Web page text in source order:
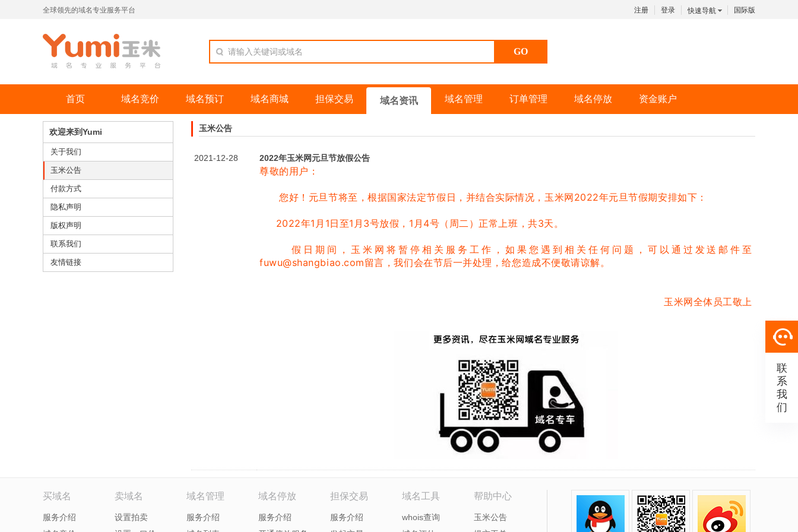
全球领先的域名专业服务平台 注册 登录 快速导航 国际版
请输入关键词或域名
首页 域名竞价 域名预订 域名商城 担保交易 域名资讯 域名管理 订单管理 域名停放 资金账户
欢迎来到Yumi
关于我们
玉米公告
付款方式
隐私声明
版权声明
联系我们
友情链接
玉米公告
2021-12-28 2022年玉米网元旦节放假公告
尊敬的用户：
您好！元旦节将至，根据国家法定节假日，并结合实际情况，玉米网2022年元旦节假期安排如下：
2022年1月1日至1月3号放假，1月4号（周二）正常上班，共3天。
假日期间，玉米网将暂停相关服务工作，如果您遇到相关任何问题，可以通过发送邮件至
fuwu@shangbiao.com留言，我们会在节后一并处理，给您造成不便敬请谅解。
玉米网全体员工敬上
买域名
服务介绍
卖域名
设置拍卖
域名管理
服务介绍
域名停放
服务介绍
担保交易
服务介绍
域名工具
whois查询
帮助中心
玉米公告
联
系
我
们